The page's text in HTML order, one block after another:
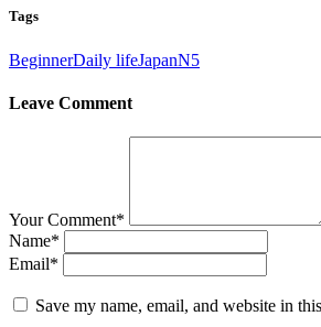
Tags
BeginnerDaily lifeJapanN5
Leave Comment
Your Comment*
Name*
Email*
Save my name, email, and website in